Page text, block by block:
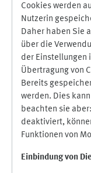
Cookies werden
Nutzerin
Daher haben Sie
über die
der Einstellungen
Übertragung von
Bereits
werden. Dies
beachten sie
deaktiviert,
Funktionen von
Einbindung von